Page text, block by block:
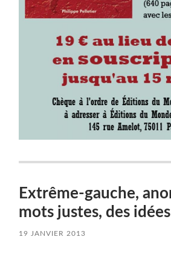
Extrême-gauche,
mots justes, des
19 JANVIER 2013